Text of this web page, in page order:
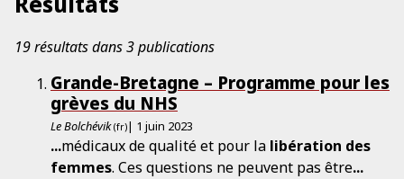
19 résultats dans 3 publications
Grande-Bretagne – Programme pour les
grèves du NHS
Le Bolchévik (fr)| 1 juin 2023
...médicaux de qualité et pour la libération des
femmes. Ces questions ne peuvent pas être...